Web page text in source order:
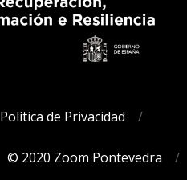
Política de Privacidad
© 2020 Zoom Pontevedra